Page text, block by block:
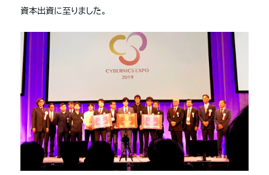
資本出資に至りました。